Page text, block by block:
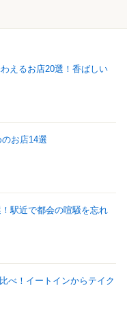
えるお店20選！香ばしい
お店14選
駅近で都会の喧騒を忘れ
べ！イートインからテイク